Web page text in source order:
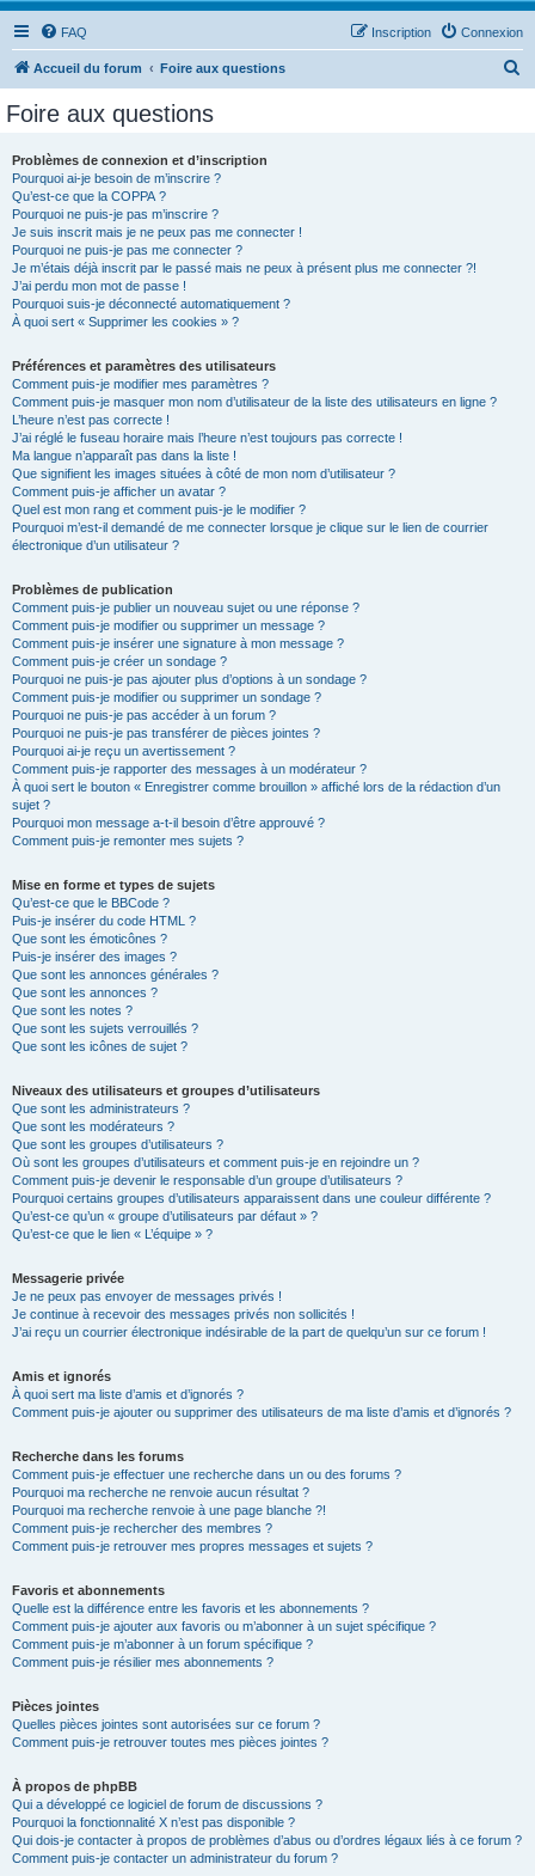
FAQ Connexion
Inscription
Accueil du forum Foire aux questions
Foire aux questions
Problèmes de connexion et d’inscription
Pourquoi ai-je besoin de m’inscrire ?
Qu’est-ce que la COPPA ?
Pourquoi ne puis-je pas m’inscrire ?
Je suis inscrit mais je ne peux pas me connecter !
Pourquoi ne puis-je pas me connecter ?
Je m’étais déjà inscrit par le passé mais ne peux à présent plus me connecter ?!
J’ai perdu mon mot de passe !
Pourquoi suis-je déconnecté automatiquement ?
À quoi sert « Supprimer les cookies » ?
Préférences et paramètres des utilisateurs
Comment puis-je modifier mes paramètres ?
Comment puis-je masquer mon nom d’utilisateur de la liste des utilisateurs en ligne ?
L’heure n’est pas correcte !
J’ai réglé le fuseau horaire mais l’heure n’est toujours pas correcte !
Ma langue n’apparaît pas dans la liste !
Que signifient les images situées à côté de mon nom d’utilisateur ?
Comment puis-je afficher un avatar ?
Quel est mon rang et comment puis-je le modifier ?
Pourquoi m’est-il demandé de me connecter lorsque je clique sur le lien de courrier
électronique d’un utilisateur ?
Problèmes de publication
Comment puis-je publier un nouveau sujet ou une réponse ?
Comment puis-je modifier ou supprimer un message ?
Comment puis-je insérer une signature à mon message ?
Comment puis-je créer un sondage ?
Pourquoi ne puis-je pas ajouter plus d’options à un sondage ?
Comment puis-je modifier ou supprimer un sondage ?
Pourquoi ne puis-je pas accéder à un forum ?
Pourquoi ne puis-je pas transférer de pièces jointes ?
Pourquoi ai-je reçu un avertissement ?
Comment puis-je rapporter des messages à un modérateur ?
À quoi sert le bouton « Enregistrer comme brouillon » affiché lors de la rédaction d’un
sujet ?
Pourquoi mon message a-t-il besoin d’être approuvé ?
Comment puis-je remonter mes sujets ?
Mise en forme et types de sujets
Qu’est-ce que le BBCode ?
Puis-je insérer du code HTML ?
Que sont les émoticônes ?
Puis-je insérer des images ?
Que sont les annonces générales ?
Que sont les annonces ?
Que sont les notes ?
Que sont les sujets verrouillés ?
Que sont les icônes de sujet ?
Niveaux des utilisateurs et groupes d’utilisateurs
Que sont les administrateurs ?
Que sont les modérateurs ?
Que sont les groupes d’utilisateurs ?
Où sont les groupes d’utilisateurs et comment puis-je en rejoindre un ?
Comment puis-je devenir le responsable d’un groupe d’utilisateurs ?
Pourquoi certains groupes d’utilisateurs apparaissent dans une couleur différente ?
Qu’est-ce qu’un « groupe d’utilisateurs par défaut » ?
Qu’est-ce que le lien « L’équipe » ?
Messagerie privée
Je ne peux pas envoyer de messages privés !
Je continue à recevoir des messages privés non sollicités !
J’ai reçu un courrier électronique indésirable de la part de quelqu’un sur ce forum !
Amis et ignorés
À quoi sert ma liste d’amis et d’ignorés ?
Comment puis-je ajouter ou supprimer des utilisateurs de ma liste d’amis et d’ignorés ?
Recherche dans les forums
Comment puis-je effectuer une recherche dans un ou des forums ?
Pourquoi ma recherche ne renvoie aucun résultat ?
Pourquoi ma recherche renvoie à une page blanche ?!
Comment puis-je rechercher des membres ?
Comment puis-je retrouver mes propres messages et sujets ?
Favoris et abonnements
Quelle est la différence entre les favoris et les abonnements ?
Comment puis-je ajouter aux favoris ou m’abonner à un sujet spécifique ?
Comment puis-je m’abonner à un forum spécifique ?
Comment puis-je résilier mes abonnements ?
Pièces jointes
Quelles pièces jointes sont autorisées sur ce forum ?
Comment puis-je retrouver toutes mes pièces jointes ?
À propos de phpBB
Qui a développé ce logiciel de forum de discussions ?
Pourquoi la fonctionnalité X n’est pas disponible ?
Qui dois-je contacter à propos de problèmes d’abus ou d’ordres légaux liés à ce forum ?
Comment puis-je contacter un administrateur du forum ?